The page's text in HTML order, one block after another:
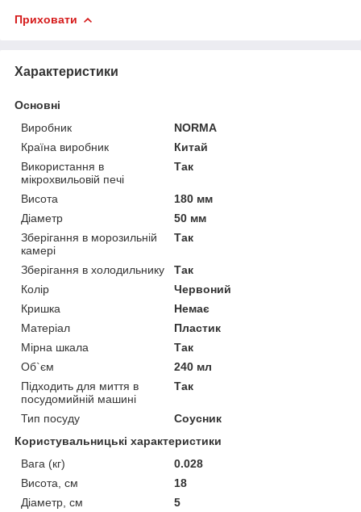
Приховати
Характеристики
Основні
Виробник
NORMA
Країна виробник
Китай
Використання в
мікрохвильовій печі
Так
Висота
180 мм
Діаметр
50 мм
Зберігання в морозильній
камері
Так
Зберігання в холодильнику
Так
Колір
Червоний
Кришка
Немає
Матеріал
Пластик
Мірна шкала
Так
Об`єм
240 мл
Підходить для миття в
посудомийній машині
Так
Тип посуду
Соусник
Користувальницькі характеристики
Вага (кг)
0.028
Висота, см
18
Діаметр, см
5